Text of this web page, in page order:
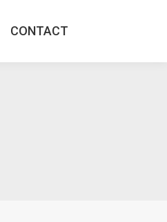
CONTACT